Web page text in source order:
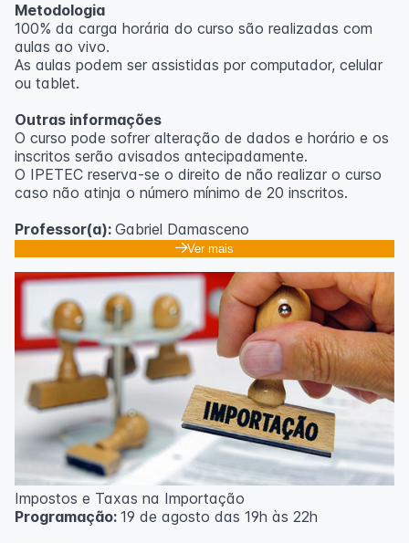
inscritos serão avisados ​​antecipadamente.
O IPETEC reserva-se o direito de não realizar o curso
caso não atinja o número mínimo de 20 inscritos.
Professora:
Metodologia
100% da carga horária do curso são realizadas com
aulas ao vivo.
As aulas podem ser assistidas por computador, celular
ou tablet.
Outras informações
O curso pode sofrer alteração de dados e horário e os
inscritos serão avisados ​​antecipadamente.
O IPETEC reserva-se o direito de não realizar o curso
caso não atinja o número mínimo de 20 inscritos.
Professor(a): Gabriel Damasceno
Ver mais
Impostos e Taxas na Importação
Programação: 19 de agosto das 19h às 22h